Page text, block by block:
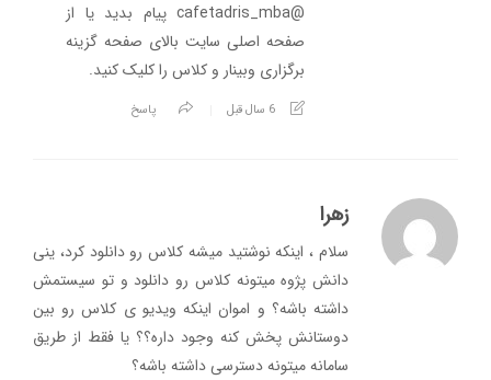
@cafetadris_mba پیام بدید یا از
صفحه اصلی سایت بالای صفحه گزینه
برگزاری وبینار و کلاس را کلیک کنید.
6 سال قبل پاسخ
زهرا
سلام ، اینکه نوشتید میشه کلاس رو دانلود کرد، ینی
دانش پژوه میتونه کلاس رو دانلود و تو سیستمش
داشته باشه؟ و اموان اینکه ویدیو ی کلاس رو بین
دوستانش پخش کنه وجود داره؟؟ یا فقط از طریق
سامانه میتونه دسترسی داشته باشه؟